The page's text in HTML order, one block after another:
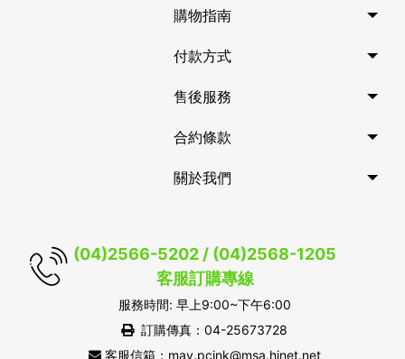
購物指南
付款方式
售後服務
合約條款
關於我們
(04)2566-5202 / (04)2568-1205
客服訂購專線
服務時間: 早上9:00~下午6:00
訂購傳真：04-25673728
客服信箱：may.pcink@msa.hinet.net